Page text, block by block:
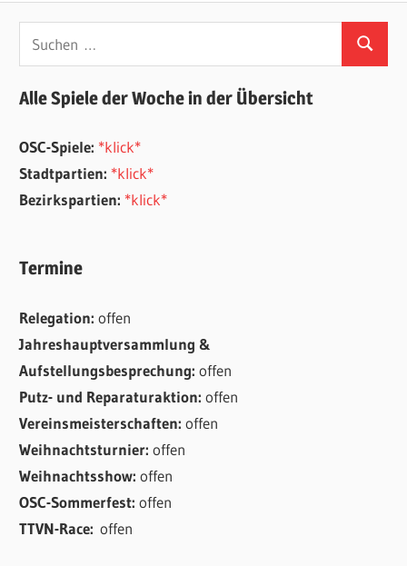
Suchen
Alle Spiele der Woche in der Übersicht
OSC-Spiele: *klick*
Stadtpartien: *klick*
Bezirkspartien: *klick*
Termine
Relegation:offen
Jahreshauptversammlung &
Aufstellungsbesprechung:offen
Putz- und Reparaturaktion:offen
Vereinsmeisterschaften:offen
Weihnachtsturnier:offen
Weihnachtsshow:offen
OSC-Sommerfest:offen
TTVN-Race:offen